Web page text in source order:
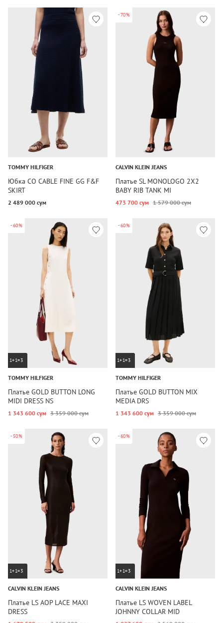
TOMMY HILFIGER
Юбка CO CABLE FINE GG F&F
SKIRT
2 489 000 сум
-70%
CALVIN KLEIN JEANS
Платье SL MONOLOGO 2X2
BABY RIB TANK MI
473 700 сум 1 579 000 сум
-60%
1+1=3
TOMMY HILFIGER
Платье GOLD BUTTON LONG
MIDI DRESS NS
1 343 600 сум 3 359 000 сум
-60%
1+1=3
TOMMY HILFIGER
Платье GOLD BUTTON MIX
MEDIA DRS
1 343 600 сум 3 359 000 сум
-50%
1+1=3
CALVIN KLEIN JEANS
Платье LS AOP LACE MAXI
DRESS
-60%
1+1=3
CALVIN KLEIN JEANS
Платье LS WOVEN LABEL
JOHNNY COLLAR MID